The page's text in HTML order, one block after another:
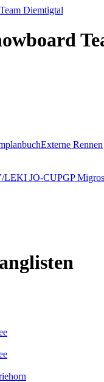
Externe Rennen
LEKI JO-CUPGP Migros